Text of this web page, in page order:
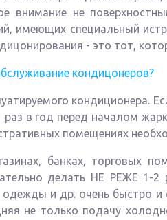
не
имеющих специальный
- это тот,
кондицонеров?
кондиционера.
в год перед началом
помещениях
банках, торговых
делать НЕ РЕЖЕ
и др. очень быстро и
не только подачу